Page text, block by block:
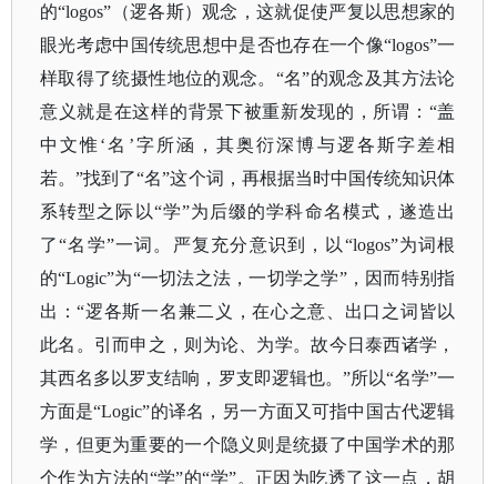
的“logos”（逻各斯）观念，这就促使严复以思想家的
眼光考虑中国传统思想中是否也存在一个像“logos”一
样取得了统摄性地位的观念。“名”的观念及其方法论
意义就是在这样的背景下被重新发现的，所谓：“盖
中文惟‘名’字所涵，其奥衍深博与逻各斯字差相
若。”找到了“名”这个词，再根据当时中国传统知识体
系转型之际以“学”为后缀的学科命名模式，遂造出
了“名学”一词。严复充分意识到，以“logos”为词根
的“Logic”为“一切法之法，一切学之学”，因而特别指
出：“逻各斯一名兼二义，在心之意、出口之词皆以
此名。引而申之，则为论、为学。故今日泰西诸学，
其西名多以罗支结响，罗支即逻辑也。”所以“名学”一
方面是“Logic”的译名，另一方面又可指中国古代逻辑
学，但更为重要的一个隐义则是统摄了中国学术的那
个作为方法的“学”的“学”。正因为吃透了这一点，胡